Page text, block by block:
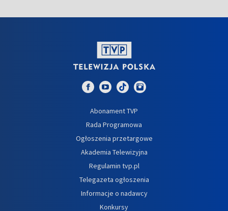
Abonament TVP
Rada Programowa
Ogłoszenia przetargowe
Akademia Telewizyjna
Regulamin tvp.pl
Telegazeta ogłoszenia
Informacje o nadawcy
Konkursy